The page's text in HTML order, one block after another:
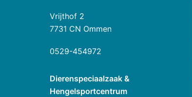
Vrijthof 2
7731 CN Ommen
0529-454972
Dierenspeciaalzaak &
Hengelsportcentrum